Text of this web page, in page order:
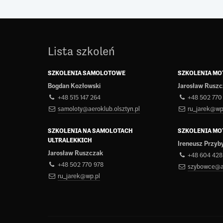
Lista szkoleń
SZKOLENIA SAMOLOTOWE
Bogdan Kozłowski
+48 515 147 264
samoloty@aeroklub.olsztyn.pl
SZKOLENIA
Jarosław
+48 502
SZKOLENIA NA SAMOLOTACH
ULTRALEKKICH
Jarosław Ruszczak
+48 502 770 978
ru_jarek@wp.pl
SZKOLENIA
Ireneusz
+48 604